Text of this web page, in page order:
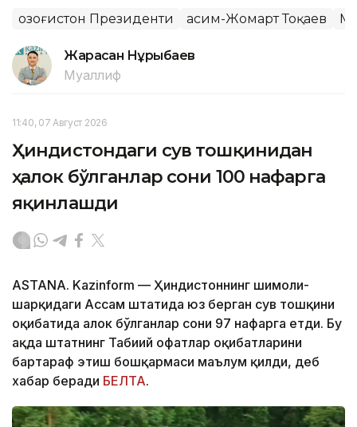
Қозоғистон Президенти Қасим-Жомарт Тоқаев
Жарасқан Нұрыбаев
Муаллиф
11:40, 07 Август 2026
Ҳиндистондаги сув тошқинидан
ҳалок бўлганлар сони 100 нафарга
яқинлашди
ASTANA. Kazinform — Ҳиндистоннинг шимоли-
шарқидаги Ассам штатида юз берган сув тошқини
оқибатида ҳалок бўлганлар сони 97 нафарга етди. Бу
ҳақда штатнинг Табиий офатлар оқибатларини
бартараф этиш бошқармаси маълум қилди, деб
хабар беради БЕЛТА.